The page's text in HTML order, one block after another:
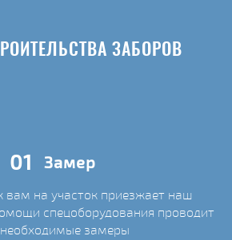
ЗАБОРОВ
01 Замер
вам на участок приезжает наш
спецоборудования проводит
замеры